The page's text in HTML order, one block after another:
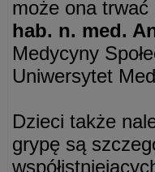
może ona trwać
hab. n. med.
Medycyny
Uniwersytet
Dzieci także
grypę są